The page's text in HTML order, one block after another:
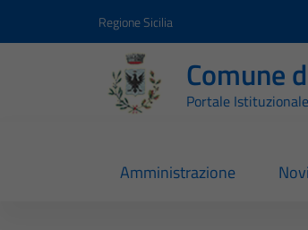
Regione Sicilia
Comune
Portale Istituzionale
Amministrazione